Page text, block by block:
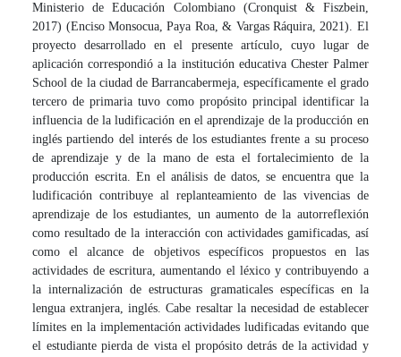
Ministerio de Educación Colombiano (Cronquist & Fiszbein,
2017) (Enciso Monsocua, Paya Roa, & Vargas Ráquira, 2021). El
proyecto desarrollado en el presente artículo, cuyo lugar de
aplicación correspondió a la institución educativa Chester Palmer
School de la ciudad de Barrancabermeja, específicamente el grado
tercero de primaria tuvo como propósito principal identificar la
influencia de la ludificación en el aprendizaje de la producción en
inglés partiendo del interés de los estudiantes frente a su proceso
de aprendizaje y de la mano de esta el fortalecimiento de la
producción escrita. En el análisis de datos, se encuentra que la
ludificación contribuye al replanteamiento de las vivencias de
aprendizaje de los estudiantes, un aumento de la autorreflexión
como resultado de la interacción con actividades gamificadas, así
como el alcance de objetivos específicos propuestos en las
actividades de escritura, aumentando el léxico y contribuyendo a
la internalización de estructuras gramaticales específicas en la
lengua extranjera, inglés. Cabe resaltar la necesidad de establecer
límites en la implementación actividades ludificadas evitando que
el estudiante pierda de vista el propósito detrás de la actividad y